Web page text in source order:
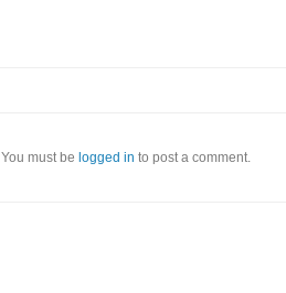
You must be logged in to post a comment.